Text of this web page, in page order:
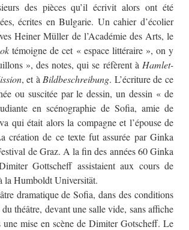
des pièces qu’il écrivit alors ont été
écrites en Bulgarie. Un cahier d’écolier
Heiner Müller de l’Académie des Arts, le
témoigne de cet « espace littéraire », on y
», des notes, qui se réfèrent à Hamlet-
, et à Bildbeschreibung. L’écriture de ce
ou suscitée par le dessin, un dessin « de
en scénographie de Sofia, amie de
qui était alors la compagne et l’épouse de
création de ce texte fut assurée par Ginka
de Graz. A la fin des années 60 Ginka
Gottscheff assistaient aux cours de
la Humboldt Universität.
dramatique de Sofia, dans des conditions
théâtre, devant une salle vide, sans affiche
mise en scène de Dimiter Gotscheff. Le